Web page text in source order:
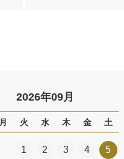
2026年09月
月 火 水 木 金 土
1 2 3 4 5